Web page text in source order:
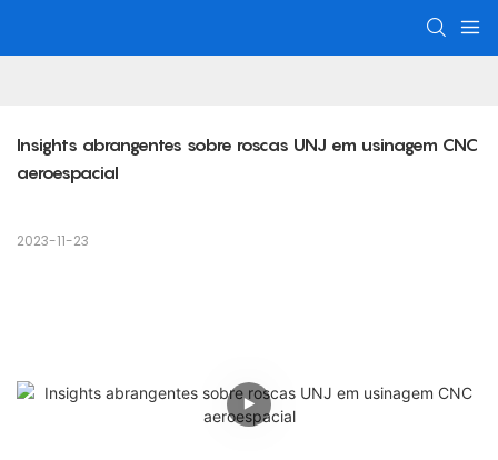
Insights abrangentes sobre roscas UNJ em usinagem CNC
aeroespacial
2023-11-23